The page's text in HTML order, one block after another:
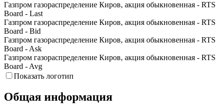
Газпром газораспределение Киров, акция обыкновенная - RTS
Board - Last
Газпром газораспределение Киров, акция обыкновенная - RTS
Board - Bid
Газпром газораспределение Киров, акция обыкновенная - RTS
Board - Ask
Газпром газораспределение Киров, акция обыкновенная - RTS
Board - Avg
Показать логотип
Общая информация